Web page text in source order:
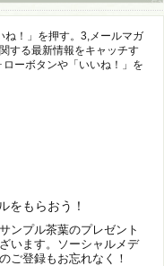
ね！」を押す。3,メールマガ
する最新情報をキャッチす
ーボタンや「いいね！」を
をもらおう！
ンプル茶葉のプレゼント
います。ソーシャルメデ
ご登録もお忘れなく！